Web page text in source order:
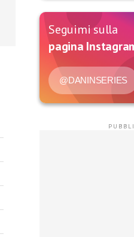
Seguimi sulla
pagina
@DANINSERIES